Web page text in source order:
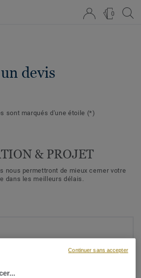
0
devis
sont marqués d'une étoile (*)
& PROJET
nous permettront de mieux cerner votre
dans les meilleurs délais.
Continuer sans accepter